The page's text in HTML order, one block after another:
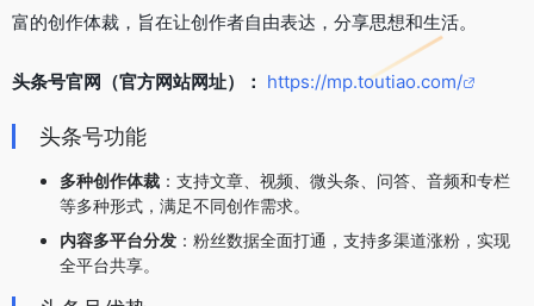
富的创作体裁，旨在让创作者自由表达，分享思想和生活。
头条号官网（官方网站网址）： https://mp.toutiao.com/
头条号功能
多种创作体裁 ：支持文章、视频、微头条、问答、音频和专栏
等多种形式，满足不同创作需求。
内容多平台分发 ：粉丝数据全面打通，支持多渠道涨粉，实现
全平台共享。